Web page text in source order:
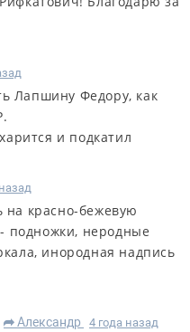
Лапшину Федору, как
и подкатил
на красно-бежевую
подножки, неродные
инородная надпись
R Александр 4 года назад